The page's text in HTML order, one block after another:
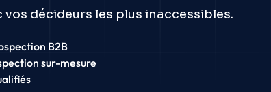
vos décideurs les plus inaccessibles.
B2B
sur-mesure